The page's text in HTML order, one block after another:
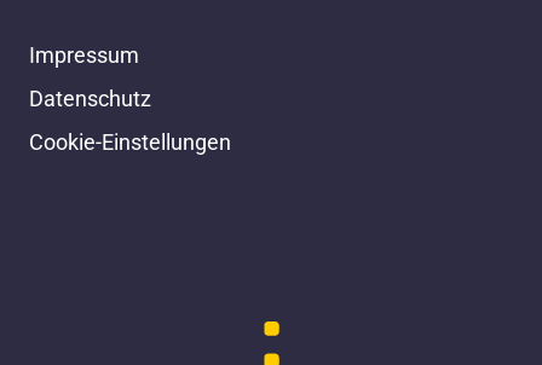
Impressum
Datenschutz
Cookie-Einstellungen